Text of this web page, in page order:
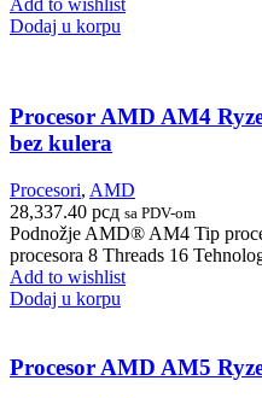
Add to wishlist
Dodaj u korpu
Procesor AMD AM4
bez kulera
Procesori, AMD
28,337.40 рсд sa PDV-om
Podnožje AMD® AM4 Tip
procesora 8 Threads 16
Add to wishlist
Dodaj u korpu
Procesor AMD AM5